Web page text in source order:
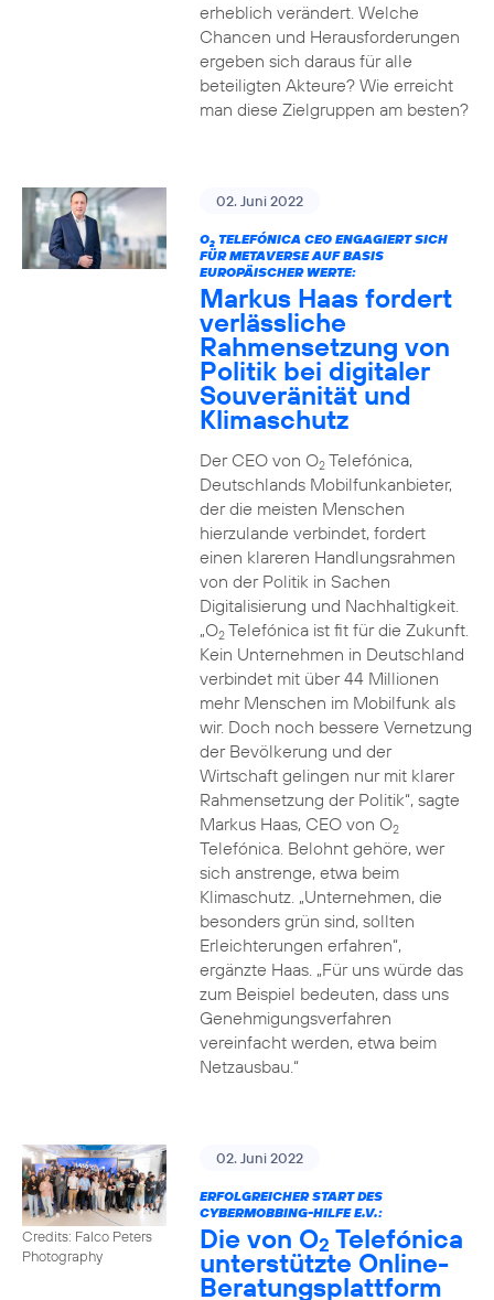
erheblich verändert. Welche
Chancen und Herausforderungen
ergeben sich daraus für alle
beteiligten Akteure? Wie erreicht
man diese Zielgruppen am besten?
02. Juni 2022
O2TELEFÓNICA CEO ENGAGIERT SICH
FÜR METAVERSE AUF BASIS
EUROPÄISCHER WERTE:
Markus Haas fordert
verlässliche
Rahmensetzung von
Politik bei digitaler
Souveränität und
Klimaschutz
Der CEO von O2Telefónica,
Deutschlands Mobilfunkanbieter,
der die meisten Menschen
hierzulande verbindet, fordert
einen klareren Handlungsrahmen
von der Politik in Sachen
Digitalisierung und Nachhaltigkeit.
„O2Telefónica ist fit für die Zukunft.
Kein Unternehmen in Deutschland
verbindet mit über 44 Millionen
mehr Menschen im Mobilfunk als
wir. Doch noch bessere Vernetzung
der Bevölkerung und der
Wirtschaft gelingen nur mit klarer
Rahmensetzung der Politik“, sagte
Markus Haas, CEO von O2
Telefónica. Belohnt gehöre, wer
sich anstrenge, etwa beim
Klimaschutz. „Unternehmen, die
besonders grün sind, sollten
Erleichterungen erfahren“,
ergänzte Haas. „Für uns würde das
zum Beispiel bedeuten, dass uns
Genehmigungsverfahren
vereinfacht werden, etwa beim
Netzausbau.“
Credits: Falco Peters
Photography
02. Juni 2022
ERFOLGREICHER START DES
CYBERMOBBING-HILFE E.V.:
Die von O2 Telefónica
unterstützte Online-
Beratungsplattform